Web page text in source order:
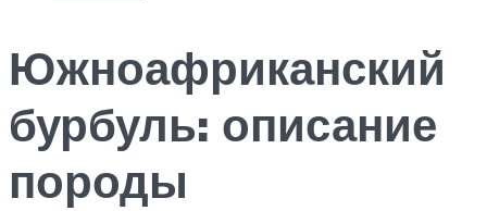
Южноафриканский
бурбуль: описание
породы